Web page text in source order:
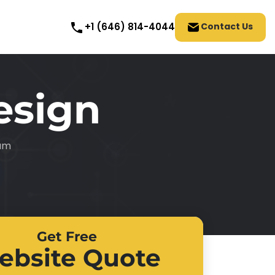
+1 (646) 814-4044 Contact Us
Get Free
Quote